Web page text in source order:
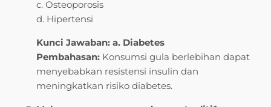
c. Osteoporosis
d. Hipertensi
Kunci Jawaban: a. Diabetes
Pembahasan: Konsumsi gula berlebihan dapat
menyebabkan resistensi insulin dan
meningkatkan risiko diabetes.